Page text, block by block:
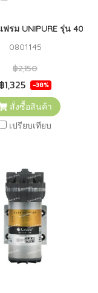
รม UNIPURE รุ่น 400
0801145
฿2,150
฿1,325 -38%
สั่งซื้อสินค้า
เปรียบเทียบ